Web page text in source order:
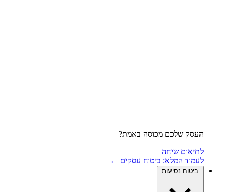
העסק שלכם מכוסה באמת?
לתיאום שיחה
לעמוד המלא: ביטוח עסקים ←
ביטוח נסיעות